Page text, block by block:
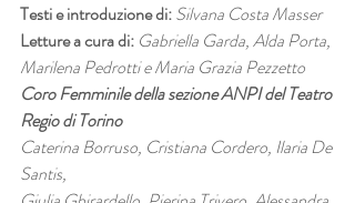
Testi e introduzione di:Silvana Costa Masser
Letture a cura di: Gabriella Garda, Alda Porta,
Marilena Pedrotti e Maria Grazia Pezzetto
Coro Femminile della sezione ANPI del Teatro
Regio di Torino
Caterina Borruso, Cristiana Cordero, Ilaria De
Santis,